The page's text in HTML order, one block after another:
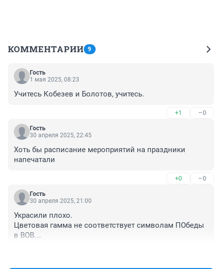
КОММЕНТАРИИ 9
Гость
1 мая 2025, 08:23
Учитесь Кобезев и Болотов, учитесь.
+1 –0
Гость
30 апреля 2025, 22:45
Хоть бы расписание мероприятий на праздники
напечатали
+0 –0
Гость
30 апреля 2025, 21:00
Украсили плохо.
Цветовая гамма не соответствует символам ПОбеды
в ВОВ.